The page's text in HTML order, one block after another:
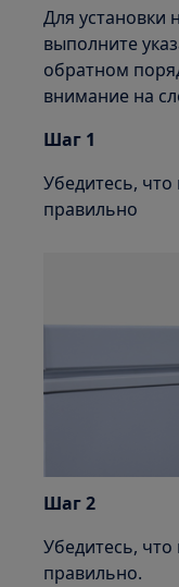
Для установки
выполните
обратном
внимание на
Шаг 1
Убедитесь, что
правильно
Шаг 2
Убедитесь, что
правильно.